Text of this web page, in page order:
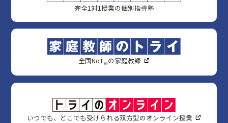
完全1対1授業の個別指導塾
全国No1※の家庭教師
いつでも、どこでも受けられる双方型のオンライン授業